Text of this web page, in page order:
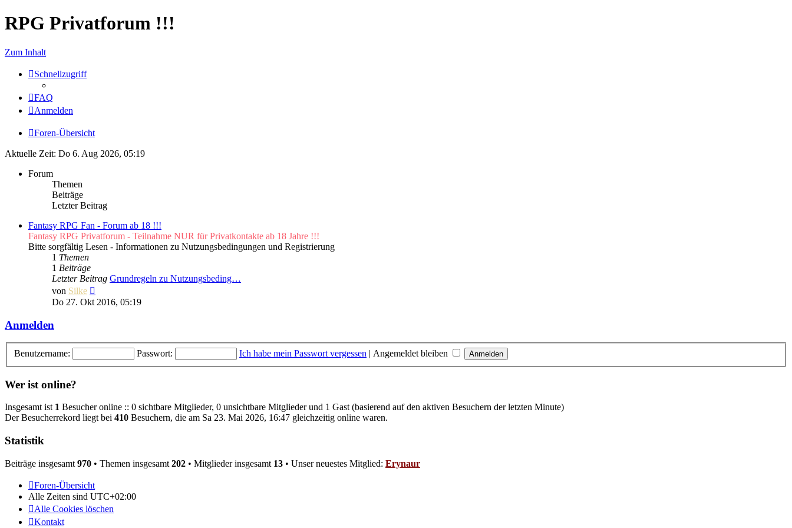
RPG Privatforum !!!
Zum Inhalt
Schnellzugriff
FAQ
Anmelden
Foren-Übersicht
Aktuelle Zeit: Do 6. Aug 2026, 05:19
Forum
Themen
Beiträge
Letzter Beitrag
Fantasy RPG Fan - Forum ab 18 !!!
Fantasy RPG Privatforum - Teilnahme NUR für Privatkontakte ab 18 Jahre !!!
Bitte sorgfältig Lesen - Informationen zu Nutzungsbedingungen und Registrierung
1 Themen
1 Beiträge
Letzter Beitrag Grundregeln zu Nutzungsbeding…
von Silke
Beitrag
Do 27. Okt 2016, 05:19
Anmelden
Benutzername: Passwort: Ich habe mein Passwort vergessen | Angemeldet bleiben
Wer ist online?
Insgesamt ist 1 Besucher online :: 0 sichtbare Mitglieder, 0 unsichtbare Mitglieder und 1 Gast (basierend auf den aktiven Besuchern der letzten Minute)
Der Besucherrekord liegt bei 410 Besuchern, die am Sa 23. Mai 2026, 16:47 gleichzeitig online waren.
Statistik
Beiträge insgesamt 970 • Themen insgesamt 202 • Mitglieder insgesamt 13 • Unser neuestes Mitglied: Erynaur
Foren-Übersicht
Alle Zeiten sind UTC+02:00
Alle Cookies löschen
Kontakt